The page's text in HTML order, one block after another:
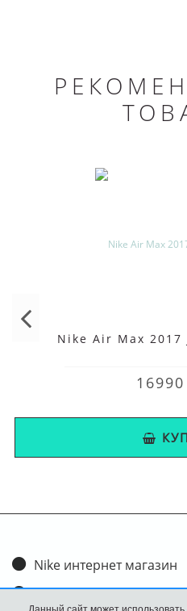
Nike Air Max
Nike интернет магазин
Доставка и оплата